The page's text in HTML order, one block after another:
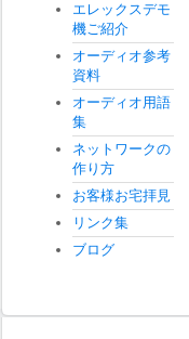
エレックスデモ
機ご紹介
オーディオ参考
資料
オーディオ用語
集
ネットワークの
作り方
お客様お宅拝見
リンク集
ブログ